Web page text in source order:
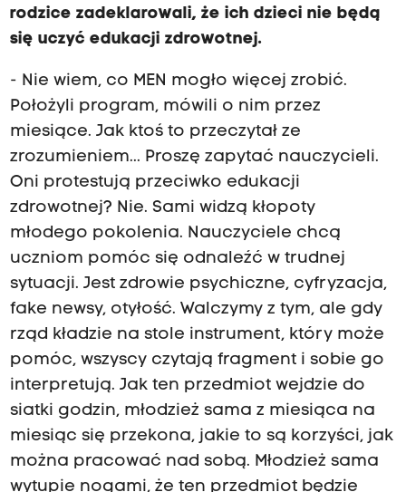
rodzice zadeklarowali, że ich dzieci nie będą
się uczyć edukacji zdrowotnej.
- Nie wiem, co MEN mogło więcej zrobić.
Położyli program, mówili o nim przez
miesiące. Jak ktoś to przeczytał ze
zrozumieniem... Proszę zapytać nauczycieli.
Oni protestują przeciwko edukacji
zdrowotnej? Nie. Sami widzą kłopoty
młodego pokolenia. Nauczyciele chcą
uczniom pomóc się odnaleźć w trudnej
sytuacji. Jest zdrowie psychiczne, cyfryzacja,
fake newsy, otyłość. Walczymy z tym, ale gdy
rząd kładzie na stole instrument, który może
pomóc, wszyscy czytają fragment i sobie go
interpretują. Jak ten przedmiot wejdzie do
siatki godzin, młodzież sama z miesiąca na
miesiąc się przekona, jakie to są korzyści, jak
można pracować nad sobą. Młodzież sama
wytupie nogami, że ten przedmiot będzie